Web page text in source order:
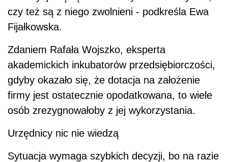
czy też są z niego zwolnieni - podkreśla Ewa
Fijałkowska.
Zdaniem Rafała Wojszko, eksperta
akademickich inkubatorów przedsiębiorczości,
gdyby okazało się, że dotacja na założenie
firmy jest ostatecznie opodatkowana, to wiele
osób zrezygnowałoby z jej wykorzystania.
Urzędnicy nic nie wiedzą
Sytuacja wymaga szybkich decyzji, bo na razie